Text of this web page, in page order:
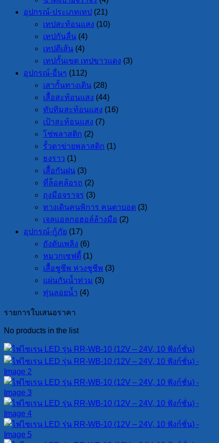
อุปกรณ์-ประเภทเทป
(21)
เทปสะท้อนแสง (10)
เทปกันลื่น (4)
เทปตีเส้น (4)
เทปกั้นเขต เทปขาวแดง (3)
อุปกรณ์-อื่นๆ (112)
เสากั้นทางเดิน (28)
เสื้อสะท้อนแสง (44)
ทับทิมสะท้อนแสง (16)
เป้าสะท้อนแสง (7)
โซ่พลาสติก (2)
รั้วตาข่ายพลาสติก (1)
ธงราว (1)
เสื้อกันฝน (3)
ที่ล็อคล้อรถ (2)
ถุงมือจราจร (3)
ทางเดินคนพิการ คนตาบอด (3)
เจลแอลกอฮอล์ล้างมือ (2)
อุปกรณ์-กู้ภัย (17)
ถังดับเพลิง (6)
หมวกเซฟตี้ (1)
เสื้อชูชีพ ห่วงชูชีพ (3)
แผ่นกันน้ำท่วม (3)
ทุ่นลอยน้ำ (4)
รายการใบเสนอราคา
No products in the list